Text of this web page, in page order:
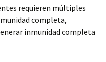
requieren múltiples
completa,
inmunidad completa